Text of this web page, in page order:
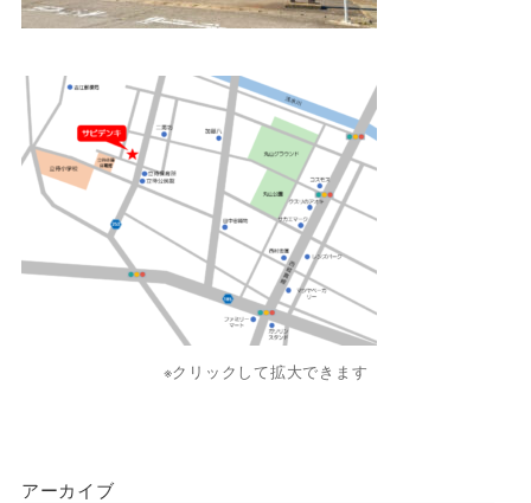
※クリックして拡大できます
アーカイブ